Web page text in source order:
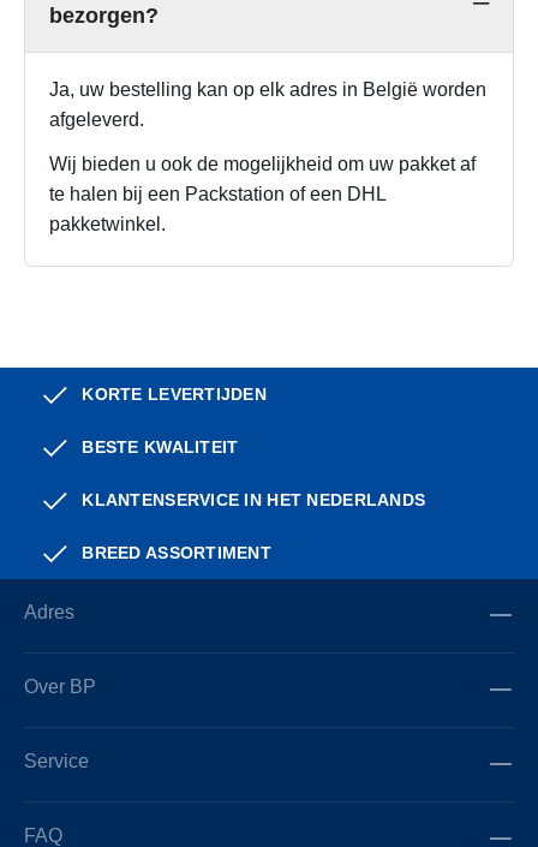
bezorgen?
Ja, uw bestelling kan op elk adres in België worden
afgeleverd.
Wij bieden u ook de mogelijkheid om uw pakket af
te halen bij een Packstation of een DHL
pakketwinkel.
KORTE LEVERTIJDEN
BESTE KWALITEIT
KLANTENSERVICE IN HET NEDERLANDS
BREED ASSORTIMENT
Adres
Over BP
Service
FAQ